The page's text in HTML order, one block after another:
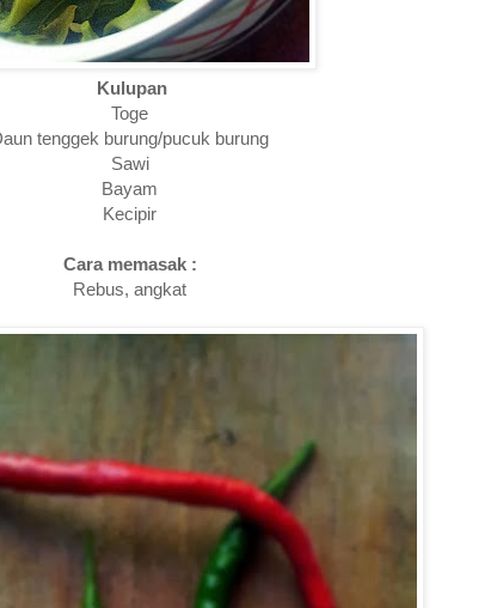
Kulupan
Toge
tenggek burung/pucuk burung
Sawi
Bayam
Kecipir
Cara memasak :
Rebus, angkat